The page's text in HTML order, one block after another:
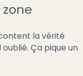
zone
la vérité
Ça pique un